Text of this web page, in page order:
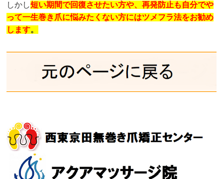
しかし短い期間で回復させたい方や、再発防止も自分でや
って一生巻き爪に悩みたくない方にはツメフラ法をお勧め
します。